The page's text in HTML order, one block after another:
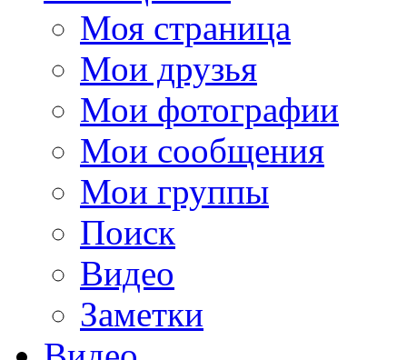
Моя страница
Мои друзья
Мои фотографии
Мои сообщения
Мои группы
Поиск
Видео
Заметки